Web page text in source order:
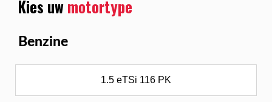
Kies uwmotortype
Benzine
1.5 eTSi 116 PK